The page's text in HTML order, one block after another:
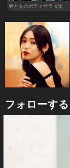
男と女のポテトサラダ論
フォローする